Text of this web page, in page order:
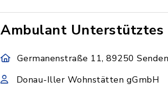
Ambulant Unterstütztes
Germanenstraße 11, 89250 Senden
Donau-Iller Wohnstätten gGmbH